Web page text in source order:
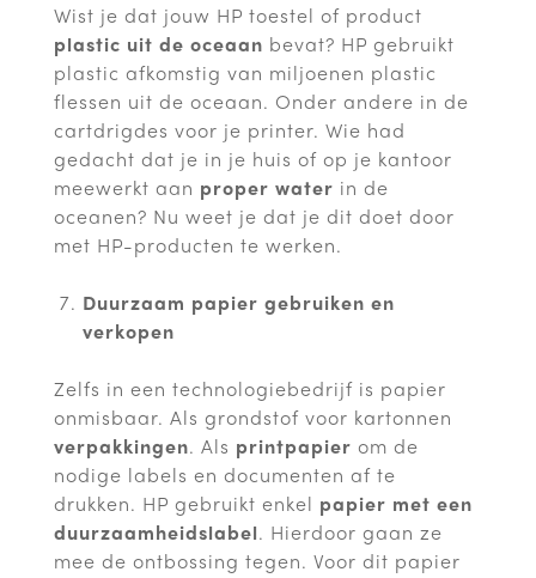
Wist je dat jouw HP toestel of product
plastic uit de oceaan bevat? HP gebruikt
plastic afkomstig van miljoenen plastic
flessen uit de oceaan. Onder andere in de
cartdrigdes voor je printer. Wie had
gedacht dat je in je huis of op je kantoor
meewerkt aan proper water in de
oceanen? Nu weet je dat je dit doet door
met HP-producten te werken.
Duurzaam papier gebruiken en
verkopen
Zelfs in een technologiebedrijf is papier
onmisbaar. Als grondstof voor kartonnen
verpakkingen. Als printpapier om de
nodige labels en documenten af te
drukken. HP gebruikt enkel papier met een
duurzaamheidslabel. Hierdoor gaan ze
mee de ontbossing tegen. Voor dit papier